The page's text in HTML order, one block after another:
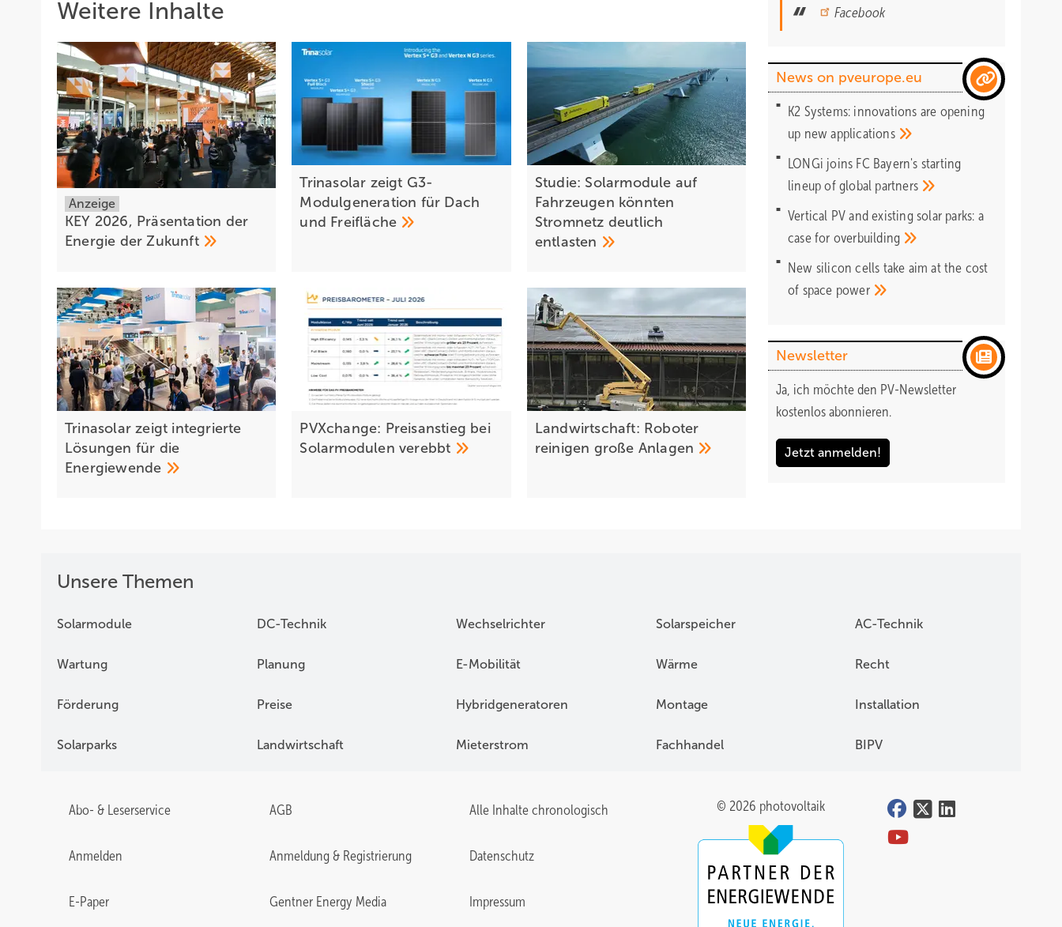
Weitere Inhalte
Anzeige
KEY 2026, Präsentation der
Energie derZukunft
Trinasolar zeigt G3-
Modulgeneration für Dach
und Freifläche
Studie: Solarmodule auf
Fahrzeugen könnten
Stromnetz deutlich
entlasten
Trinasolar zeigt integrierte
Lösungen für die
Energiewende
PVXchange: Preisanstieg bei
Solarmodulenverebbt
Landwirtschaft: Roboter
reinigen große Anlagen
Facebook
News on pveurope.eu
K2 Systems: innovations are opening
up newapplications
LONGi joins FC Bayern's starting
lineup of global partners
Vertical PV and existing solar parks: a
case for overbuilding
New silicon cells take aim at the cost
of space power
Newsletter
Ja, ich möchte den PV-Newsletter
kostenlos abonnieren.
Jetzt anmelden!
Unsere Themen
Solarmodule DC-Technik Wechselrichter Solarspeicher AC-Technik
Wartung Planung E-Mobilität Wärme Recht
Förderung Preise Hybridgeneratoren Montage Installation
Solarparks Landwirtschaft Mieterstrom Fachhandel BIPV
Abo- & Leserservice AGB Alle Inhalte chronologisch
Anmelden Anmeldung & Registrierung Datenschutz
E-Paper Gentner Energy Media Impressum
© 2026 photovoltaik